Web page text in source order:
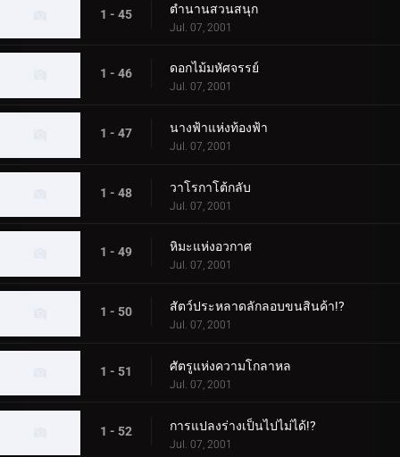
1 - 45 ตำนานสวนสนุก
Jul. 07, 2001
1 - 46 ดอกไม้มหัศจรรย์
Jul. 07, 2001
1 - 47 นางฟ้าแห่งท้องฟ้า
Jul. 07, 2001
1 - 48 วาโรกาโต้กลับ
Jul. 07, 2001
1 - 49 หิมะแห่งอวกาศ
Jul. 07, 2001
1 - 50 สัตว์ประหลาดลักลอบขนสินค้า!?
Jul. 07, 2001
1 - 51 ศัตรูแห่งความโกลาหล
Jul. 07, 2001
1 - 52 การแปลงร่างเป็นไปไม่ได้!?
Jul. 07, 2001